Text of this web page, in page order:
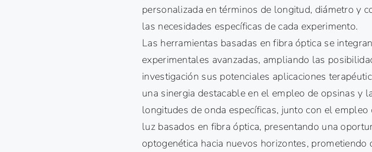
personalizada en términos de longitud, diámetro y
las necesidades específicas de cada experimento.
Las herramientas basadas en fibra óptica se
experimentales avanzadas, ampliando las
investigación sus potenciales aplicaciones
una sinergia destacable en el empleo de opsinas y
longitudes de onda específicas, junto con el
luz basados en fibra óptica, presentando una
optogenética hacia nuevos horizontes,